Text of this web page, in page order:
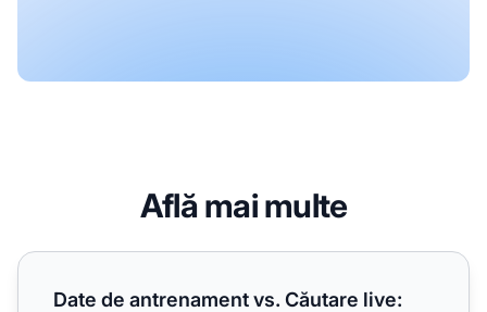
Află mai multe
Date de antrenament vs. Căutare live: Cum accesează AI
Date de antrenament vs. Căutare live: